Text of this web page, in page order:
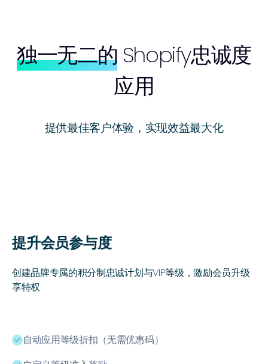
独一无二的 Shopify忠诚度
应用
提供最佳客户体验，实现效益最大化
提升会员参与度
创建品牌专属的积分制忠诚计划与VIP等级，激励会员升级
享特权
ﭭ 自动应用等级折扣（无需优惠码）